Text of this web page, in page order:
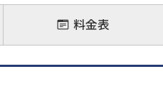
破産
任意整理
用
料金表